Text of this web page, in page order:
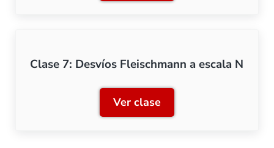
Clase 7: Desvíos Fleischmann a escala N
Ver claseClase 7: Desvíos